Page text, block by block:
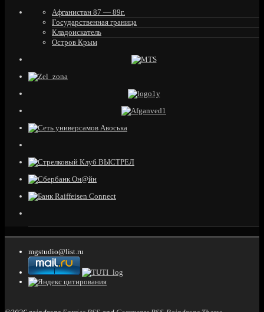
Афганистан 87 — 89г.
Государственная граница
Кладоискатель
Остров Крым
mgstudio@list.ru